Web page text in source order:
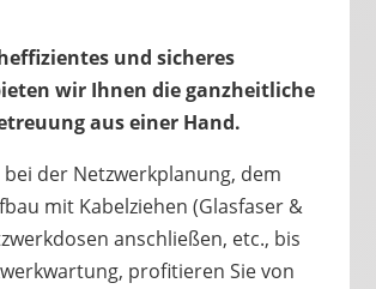
und sicheres
wir Ihnen die ganzheitliche
aus einer Hand.
bei der Netzwerkplanung, dem
mit Kabelziehen (Glasfaser &
anschließen, etc., bis
profitieren Sie von